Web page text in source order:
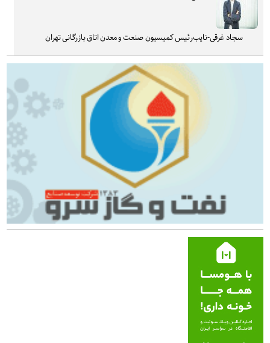
سجاد غرقی-نایب‌رئیس کمیسیون صنعت و معدن اتاق بازرگانی تهران